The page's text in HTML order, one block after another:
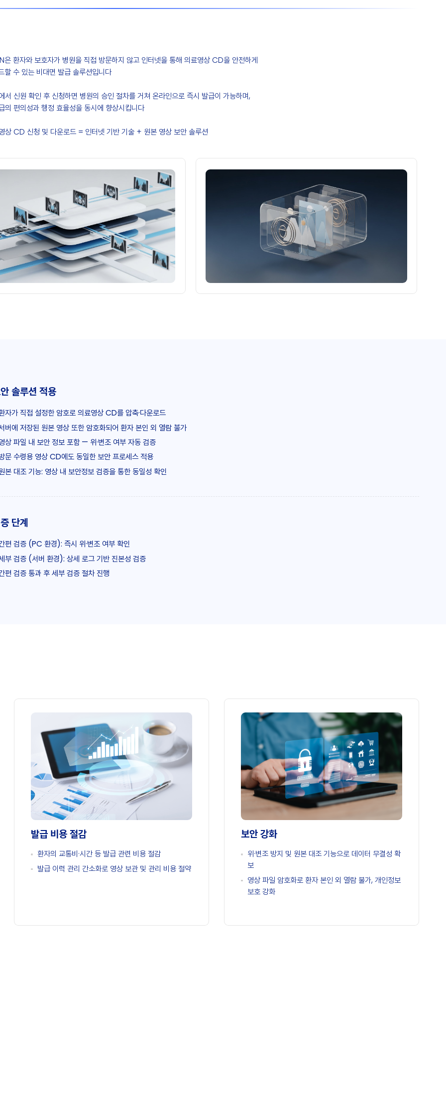
환자와 보호자가 병원을 직접 방문하지 않고 인터넷을 통해 의료영상 CD을 안전하게
할 수 있는 비대면 발급 솔루션입니다
서 신원 확인 후 신청하면 병원의 승인 절차를 거쳐 온라인으로 즉시 발급이 가능하며,
의 편의성과 행정 효율성을 동시에 향상시킵니다
상 CD 신청 및 다운로드 = 인터넷 기반 기술 + 원본 영상 보안 솔루션
솔루션 적용
자가 직접 설정한 암호로 의료영상 CD를 압축·다운로드
버에 저장된 원본 영상 또한 암호화되어 환자 본인 외 열람 불가
상 파일 내 보안 정보 포함 — 위·변조 여부 자동 검증
문 수령용 영상 CD에도 동일한 보안 프로세스 적용
본 대조 기능: 영상 내 보안정보 검증을 통한 동일성 확인
단계
편 검증 (PC 환경): 즉시 위·변조 여부 확인
부 검증 (서버 환경): 상세 로그 기반 진본성 검증
편 검증 통과 후 세부 검증 절차 진행
발급 비용 절감
환자의 교통비·시간 등 발급 관련 비용 절감
발급 이력 관리 간소화로 영상 보관 및 관리 비용 절약
보안 강화
위·변조 방지 및 원본 대조 기능으로 데이터 무결성 확
보
영상 파일 암호화로 환자 본인 외 열람 불가, 개인정보
보호 강화